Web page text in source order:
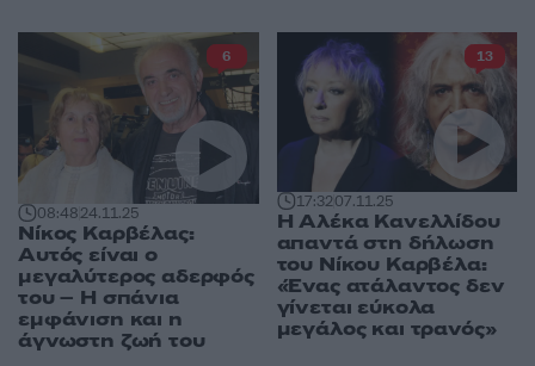
08:4824.11.25
Νίκος Καρβέλας:
Αυτός είναι ο
μεγαλύτερος αδερφός
του – Η σπάνια
εμφάνιση και η
άγνωστη ζωή του
6
17:3207.11.25
Η Αλέκα Κανελλίδου
απαντά στη δήλωση
του Νίκου Καρβέλα:
«Ένας ατάλαντος δεν
γίνεται εύκολα
μεγάλος και τρανός»
13